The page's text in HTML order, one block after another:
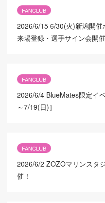
FANCLUB
2026/6/15 6/30(火)新潟開
来場登録・選手サイン会開催
FANCLUB
2026/6/4 BlueMates限定イ
～7/19(日)］
FANCLUB
2026/6/2 ZOZOマリンスタ
催！